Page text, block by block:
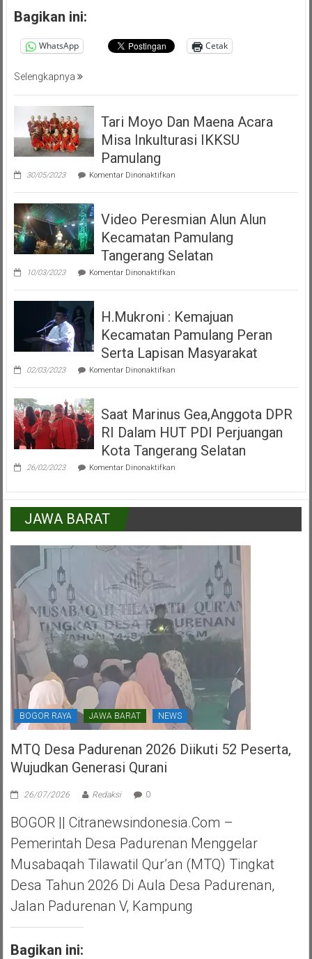
Bagikan ini:
WhatsApp Cetak
Selengkapnya
Tari Moyo Dan Maena Acara
Misa Inkulturasi IKKSU
Pamulang
30/05/2023 Komentar Dinonaktifkanpada
Moyo
Maena
Acara
Misa
Inkulturasi
IKKSU
Pamulang
Video Peresmian Alun Alun
Kecamatan Pamulang
Tangerang Selatan
10/03/2023 Komentar Dinonaktifkanpada
Peresmian
Alun
Kecamatan
Pamulang
Tangerang
Selatan
H.Mukroni : Kemajuan
Kecamatan Pamulang Peran
Serta Lapisan Masyarakat
02/03/2023 Komentar Dinonaktifkanpada
:
Kecamatan
Pamulang
Peran
Lapisan
Masyarakat
Saat Marinus Gea,Anggota DPR
RI Dalam HUT PDI Perjuangan
Kota Tangerang Selatan
26/02/2023 Komentar Dinonaktifkanpada
Gea,Anggota
DPR
Dalam
Perjuangan
Tangerang
JAWA BARAT
BOGOR RAYA JAWA BARAT NEWS
MTQ Desa Padurenan 2026 Diikuti 52 Peserta,
Wujudkan Generasi Qurani
26/07/2026 Redaksi 0
BOGOR || Citranewsindonesia.com –
Pemerintah Desa Padurenan Menggelar
Musabaqah Tilawatil Qur’an (MTQ) Tingkat
Desa Tahun 2026 Di Aula Desa Padurenan,
Jalan Padurenan V, Kampung
Bagikan ini: